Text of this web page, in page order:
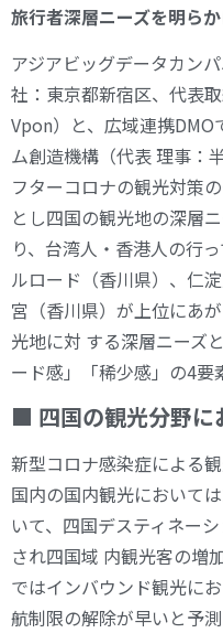
旅行者深層ニーズを明ら
アジアビッグデータカン
社：東京都新宿区、代表
Vpon）と、広域連携
ム創造機構（代表 理事：
フターコロナの観光対策
とし四国の観光地の深層
り、台湾人・香港人の行
ルロード（香川県）、仁
宮（香川県）が上位にあ
光地に対 する深層ニーズ
ード感」「稀少感」の4要
■ 四国の観光分野に
新型コロナ感染症による
国内の国内観光において
いて、四国デスティネー
され四国域 内観光客の増
ではインバウンド観光に
航制限の解除が早いと予